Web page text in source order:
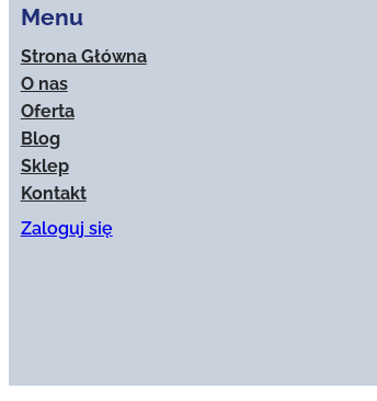
Menu
Strona Główna
O nas
Oferta
Blog
Sklep
Kontakt
Zaloguj się